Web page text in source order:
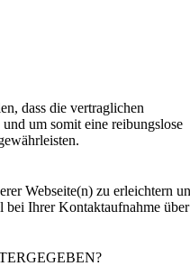
dass die vertraglichen
um somit eine reibungslose
Webseite(n) zu erleichtern
Ihrer Kontaktaufnahme über